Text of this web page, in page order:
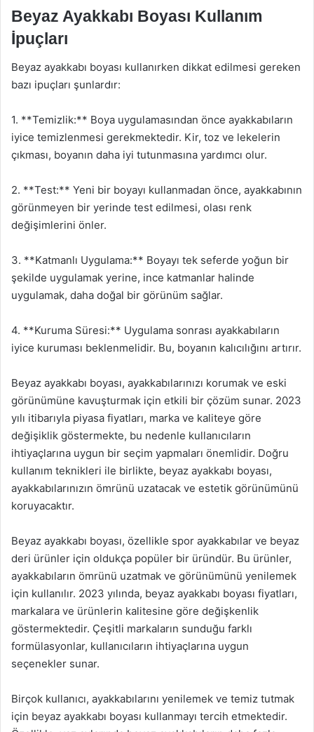
Beyaz Ayakkabı Boyası Kullanım
İpuçları
Beyaz ayakkabı boyası kullanırken dikkat edilmesi gereken
bazı ipuçları şunlardır:
1. **Temizlik:** Boya uygulamasından önce ayakkabıların
iyice temizlenmesi gerekmektedir. Kir, toz ve lekelerin
çıkması, boyanın daha iyi tutunmasına yardımcı olur.
2. **Test:** Yeni bir boyayı kullanmadan önce, ayakkabının
görünmeyen bir yerinde test edilmesi, olası renk
değişimlerini önler.
3. **Katmanlı Uygulama:** Boyayı tek seferde yoğun bir
şekilde uygulamak yerine, ince katmanlar halinde
uygulamak, daha doğal bir görünüm sağlar.
4. **Kuruma Süresi:** Uygulama sonrası ayakkabıların
iyice kuruması beklenmelidir. Bu, boyanın kalıcılığını artırır.
Beyaz ayakkabı boyası, ayakkabılarınızı korumak ve eski
görünümüne kavuşturmak için etkili bir çözüm sunar. 2023
yılı itibarıyla piyasa fiyatları, marka ve kaliteye göre
değişiklik göstermekte, bu nedenle kullanıcıların
ihtiyaçlarına uygun bir seçim yapmaları önemlidir. Doğru
kullanım teknikleri ile birlikte, beyaz ayakkabı boyası,
ayakkabılarınızın ömrünü uzatacak ve estetik görünümünü
koruyacaktır.
Beyaz ayakkabı boyası, özellikle spor ayakkabılar ve beyaz
deri ürünler için oldukça popüler bir üründür. Bu ürünler,
ayakkabıların ömrünü uzatmak ve görünümünü yenilemek
için kullanılır. 2023 yılında, beyaz ayakkabı boyası fiyatları,
markalara ve ürünlerin kalitesine göre değişkenlik
göstermektedir. Çeşitli markaların sunduğu farklı
formülasyonlar, kullanıcıların ihtiyaçlarına uygun
seçenekler sunar.
Birçok kullanıcı, ayakkabılarını yenilemek ve temiz tutmak
için beyaz ayakkabı boyası kullanmayı tercih etmektedir.